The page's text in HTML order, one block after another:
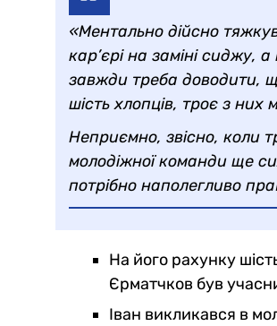
«Ментально дійсно
кар’єрі на заміні сиджу,
завжди треба доводити,
шість хлопців, троє з
Неприємно, звісно, коли
молодіжної команди ще
потрібно наполегливо
На його рахунку
Єрматчков був
Іван викликався в